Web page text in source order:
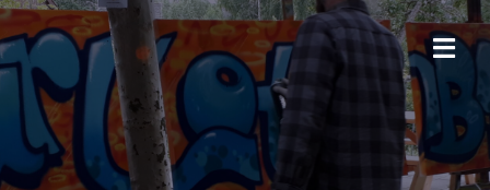
Zum
Inhalt
springen
Startseite
Über uns
Archiv –
Kochstudio